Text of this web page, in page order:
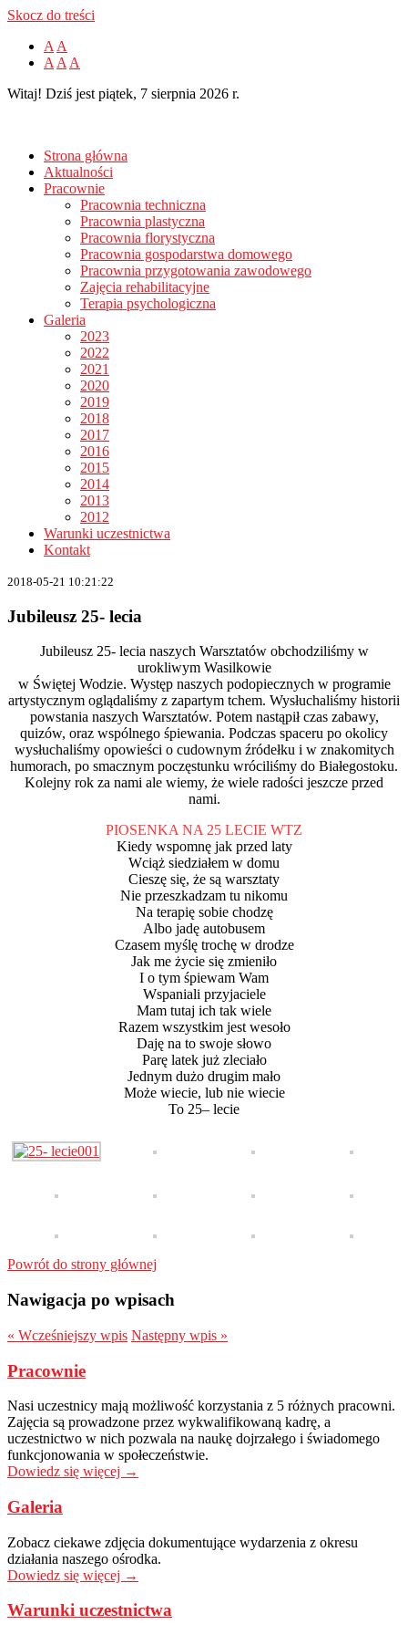
Skocz do treści
A A
A A A
Witaj! Dziś jest piątek, 7 sierpnia 2026 r.
Strona główna
Aktualności
Pracownie
Pracownia techniczna
Pracownia plastyczna
Pracownia florystyczna
Pracownia gospodarstwa domowego
Pracownia przygotowania zawodowego
Zajęcia rehabilitacyjne
Terapia psychologiczna
Galeria
2023
2022
2021
2020
2019
2018
2017
2016
2015
2014
2013
2012
Warunki uczestnictwa
Kontakt
2018-05-21 10:21:22
Jubileusz 25- lecia
Jubileusz 25- lecia naszych Warsztatów obchodziliśmy w
urokliwym Wasilkowie
w Świętej Wodzie. Występ naszych podopiecznych w programie
artystycznym oglądaliśmy z zapartym tchem. Wysłuchaliśmy historii
powstania naszych Warsztatów. Potem nastąpił czas zabawy,
quizów, oraz wspólnego śpiewania. Podczas spaceru po okolicy
wysłuchaliśmy opowieści o cudownym źródełku i w znakomitych
humorach, po smacznym poczęstunku wróciliśmy do Białegostoku.
Kolejny rok za nami ale wiemy, że wiele radości jeszcze przed
nami.
PIOSENKA NA 25 LECIE WTZ
Kiedy wspomnę jak przed laty
Wciąż siedziałem w domu
Cieszę się, że są warsztaty
Nie przeszkadzam tu nikomu
Na terapię sobie chodzę
Albo jadę autobusem
Czasem myślę trochę w drodze
Jak me życie się zmieniło
I o tym śpiewam Wam
Wspaniali przyjaciele
Mam tutaj ich tak wiele
Razem wszystkim jest wesoło
Daję na to swoje słowo
Parę latek już zleciało
Jednym dużo drugim mało
Może wiecie, lub nie wiecie
To 25– lecie
Powrót do strony głównej
Nawigacja po wpisach
« Wcześniejszy wpis Następny wpis »
Pracownie
Nasi uczestnicy mają możliwość korzystania z 5 różnych pracowni.
Zajęcia są prowadzone przez wykwalifikowaną kadrę, a
uczestnictwo w nich pozwala na naukę dojrzałego i świadomego
funkcjonowania w społeczeństwie.
Dowiedz się więcej →
Galeria
Zobacz ciekawe zdjęcia dokumentujące wydarzenia z okresu
działania naszego ośrodka.
Dowiedz się więcej →
Warunki uczestnictwa